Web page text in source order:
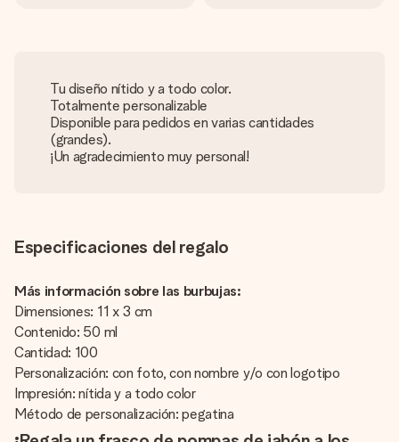
Tu diseño nítido y a todo color.
Totalmente personalizable
Disponible para pedidos en varias cantidades
(grandes).
¡Un agradecimiento muy personal!
Especificaciones del regalo
Más información sobre las burbujas:
Dimensiones: 11 x 3 cm
Contenido: 50 ml
Cantidad: 100
Personalización: con foto, con nombre y/o con logotipo
Impresión: nítida y a todo color
Método de personalización: pegatina